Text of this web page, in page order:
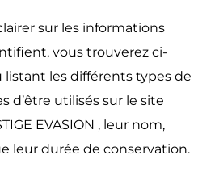
sur les informations
vous trouverez ci-
listant les différents types de
d’être utilisés sur le site
EVASION , leur nom,
leur durée de conservation.